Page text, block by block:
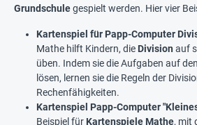
Grundschulegespielt werden. Hier vier
Kartenspiel für Papp-Computer
Mathe hilft Kindern, die Division auf
üben. Indem sie die Aufgaben auf den
lösen, lernen sie die Regeln der
Rechenfähigkeiten.
Kartenspiel Papp-Computer
Beispiel für Kartenspiele Mathe, mit